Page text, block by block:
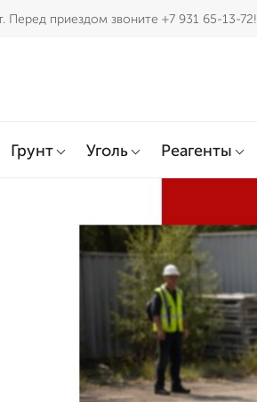
Перед приездом звоните +7 931 65-13-72!
Грунт Уголь Реагенты